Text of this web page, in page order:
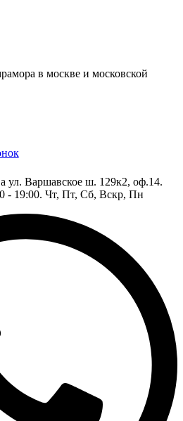
в москве и московской
ул. Варшавское ш. 129к2, оф.14.
- 19:00. Чт, Пт, Сб, Вскр, Пн